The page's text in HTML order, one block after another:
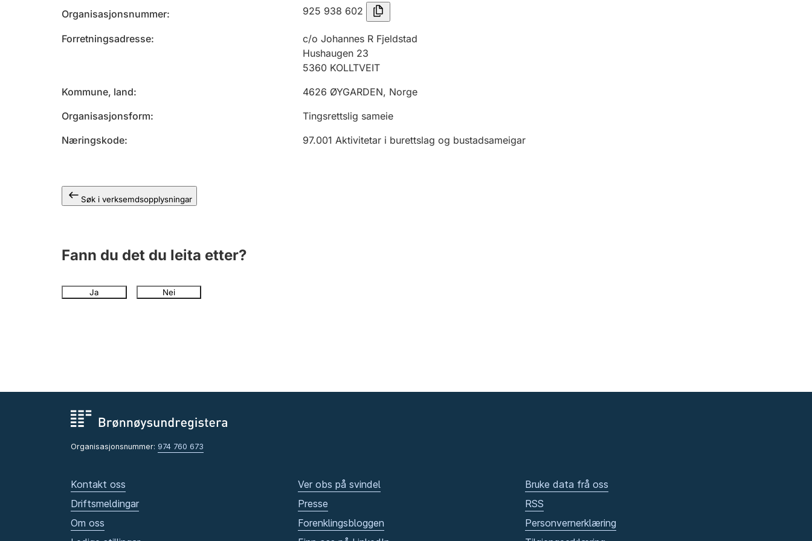
Organisasjonsnummer 925 938 602
Forretningsadresse
c/o Johannes R Fjeldstad
Hushaugen 23
5360 KOLLTVEIT
Kommune, land
4626 ØYGARDEN, Norge
Organisasjonsform
Tingsrettslig sameie
Næringskode
97.001 Aktivitetar i burettslag og bustadsameigar
Søk i verksemdsopplysningar
Fann du det du leita etter?
Ja Nei
Organisasjonsnummer: 974 760 673
Kontakt oss
Driftsmeldingar
Om oss
Ver obs på svindel
Presse
Forenklingsbloggen
Bruke data frå oss
RSS
Personvernerklæring